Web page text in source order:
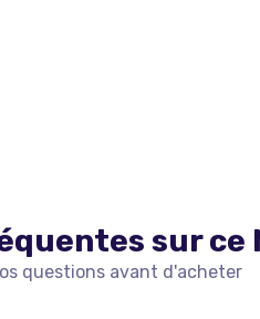
sur ce
questions avant d'acheter